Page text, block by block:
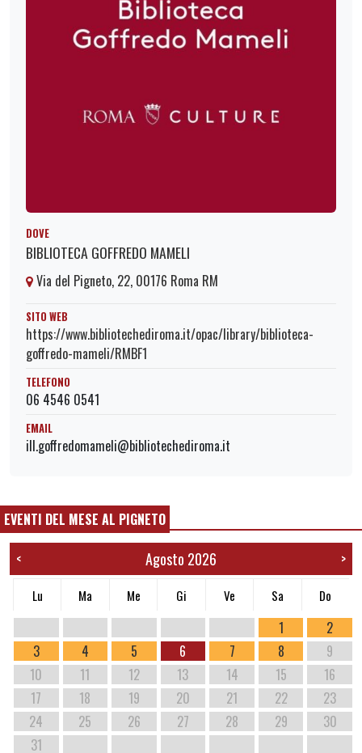
DOVE
BIBLIOTECA GOFFREDO MAMELI
Via del Pigneto, 22, 00176 Roma RM
SITO WEB
https://www.bibliotechediroma.it/opac/library/biblioteca-
goffredo-mameli/RMBF1
TELEFONO
06 4546 0541
EMAIL
ill.goffredomameli@bibliotechediroma.it
EVENTI DEL MESE AL PIGNETO
< Agosto 2026 >
Lu Ma Me Gi Ve Sa Do
1
2
3
4 5 6 7 8
9
10
11 12 13 14 15
16
17
18 19 20 21 22
23
24
25 26 27 28 29
30
31